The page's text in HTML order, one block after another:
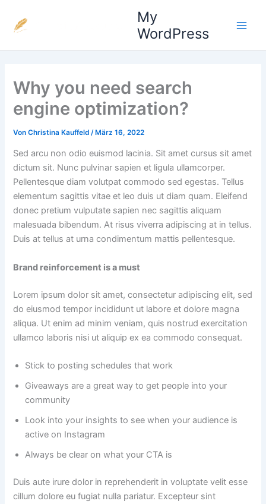
Inhalt
springen
My
WordPress
Why you need search
engine optimization?
VonChristina Kauffeld/ März 16, 2022
Sed arcu non odio euismod lacinia. Sit amet cursus sit amet
dictum sit. Nunc pulvinar sapien et ligula ullamcorper.
Pellentesque diam volutpat commodo sed egestas. Tellus
elementum sagittis vitae et leo duis ut diam quam. Eleifend
donec pretium vulputate sapien nec sagittis aliquam
malesuada bibendum. At risus viverra adipiscing at in tellus.
Duis at tellus at urna condimentum mattis pellentesque.
Brand reinforcement is a must
Lorem ipsum dolor sit amet, consectetur adipiscing elit, sed
do eiusmod tempor incididunt ut labore et dolore magna
aliqua. Ut enim ad minim veniam, quis nostrud exercitation
ullamco laboris nisi ut aliquip ex ea commodo consequat.
Stick to posting schedules that work
Giveaways are a great way to get people into your
community
Look into your insights to see when your audience is
active on Instagram
Always be clear on what your CTA is
Duis aute irure dolor in reprehenderit in voluptate velit esse
cillum dolore eu fugiat nulla pariatur. Excepteur sint